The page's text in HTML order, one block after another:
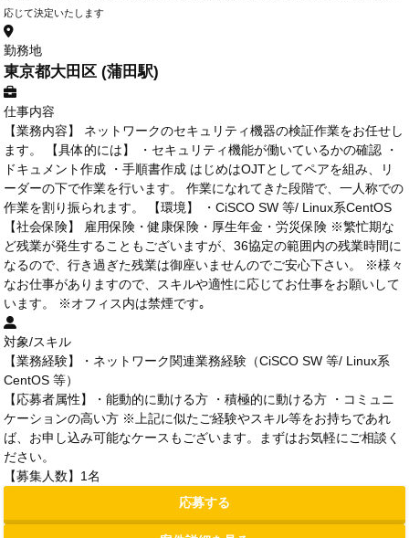
応じて決定いたします
勤務地
東京都大田区 (蒲田駅)
仕事内容
【業務内容】 ネットワークのセキュリティ機器の検証作業をお任せし
ます。 【具体的には】 ・セキュリティ機能が働いているかの確認 ・
ドキュメント作成 ・手順書作成 はじめはOJTとしてペアを組み、リ
ーダーの下で作業を行います。 作業になれてきた段階で、一人称での
作業を割り振られます。 【環境】 ・CiSCO SW 等/ Linux系CentOS
【社会保険】 雇用保険・健康保険・厚生年金・労災保険 ※繁忙期な
ど残業が発生することもございますが、36協定の範囲内の残業時間に
なるので、行き過ぎた残業は御座いませんのでご安心下さい。 ※様々
なお仕事がありますので、スキルや適性に応じてお仕事をお願いして
います。 ※オフィス内は禁煙です｡
対象/スキル
【業務経験】・ネットワーク関連業務経験（CiSCO SW 等/ Linux系
CentOS 等）
【応募者属性】・能動的に動ける方 ・積極的に動ける方 ・コミュニ
ケーションの高い方 ※上記に似たご経験やスキル等をお持ちであれ
ば、お申し込み可能なケースもございます。まずはお気軽にご相談く
ださい。
【募集人数】1名
応募する